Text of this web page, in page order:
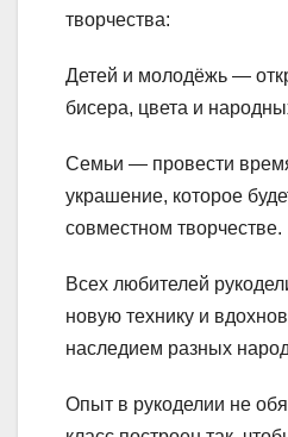
творчества:
Детей и молодёжь —
бисера, цвета и
Семьи — провести
украшение, которое
совместном творчестве.
Всех любителей
новую технику и
наследием разных
Опыт в рукоделии не